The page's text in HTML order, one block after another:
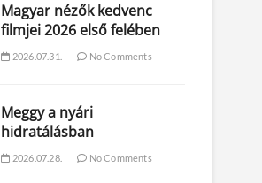
Magyar nézők kedvenc
filmjei 2026 első felében
2026.07.31. No Comments
Meggy a nyári
hidratálásban
2026.07.28. No Comments